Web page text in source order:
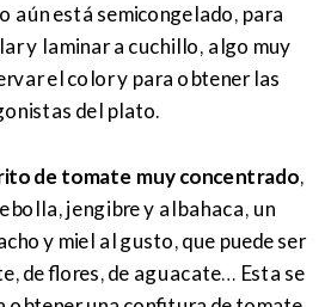
aún está semicongelado, para
y laminar a cuchillo, algo muy
el color y para obtener las
del plato.
de tomate muy concentrado,
jengibre y albahaca, un
y miel al gusto, que puede ser
de flores, de aguacate… Esta se